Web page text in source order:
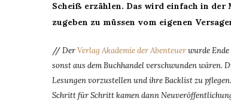
Scheiß erzählen. Das wird einfach in der
zugeben zu müssen vom eigenen
//DerVerlag Akademie der Abenteuerwurde
sonst aus dem Buchhandel verschwunden
Lesungen vorzustellen und ihre Backlist zu
Schritt für Schritt kamen dann